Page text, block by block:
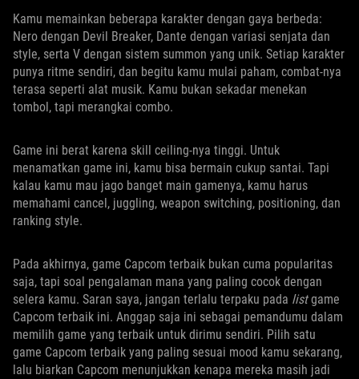
Kamu memainkan beberapa karakter dengan gaya berbeda:
Nero dengan Devil Breaker, Dante dengan variasi senjata dan
style, serta V dengan sistem summon yang unik. Setiap karakter
punya ritme sendiri, dan begitu kamu mulai paham, combat-nya
terasa seperti alat musik. Kamu bukan sekadar menekan
tombol, tapi merangkai combo.
Game ini berat karena skill ceiling-nya tinggi. Untuk
menamatkan game ini, kamu bisa bermain cukup santai. Tapi
kalau kamu mau jago banget main gamenya, kamu harus
memahami cancel, juggling, weapon switching, positioning, dan
ranking style.
Pada akhirnya, game Capcom terbaik bukan cuma popularitas
saja, tapi soal pengalaman mana yang paling cocok dengan
selera kamu. Saran saya, jangan terlalu terpaku pada listgame
Capcom terbaik ini. Anggap saja ini sebagai pemandumu dalam
memilih game yang terbaik untuk dirimu sendiri. Pilih satu
game Capcom terbaik yang paling sesuai mood kamu sekarang,
lalu biarkan Capcom menunjukkan kenapa mereka masih jadi